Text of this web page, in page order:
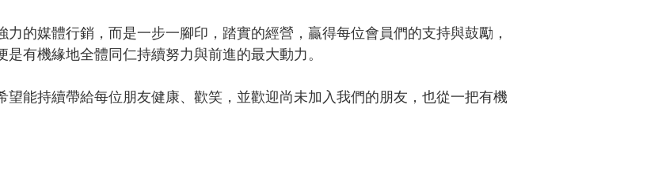
的媒體行銷，而是一步一腳印，踏實的經營，贏得每位會員們的支持與鼓勵，
有機緣地全體同仁持續努力與前進的最大動力。
能持續帶給每位朋友健康、歡笑，並歡迎尚未加入我們的朋友，也從一把有機